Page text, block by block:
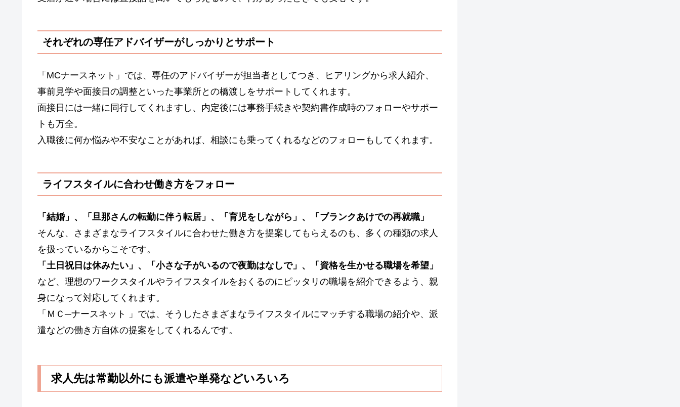
それぞれの専任アドバイザーがしっかりとサポート
「MCナースネット」では、専任のアドバイザーが担当者としてつき、ヒアリングから求人紹介、
事前見学や面接日の調整といった事業所との橋渡しをサポートしてくれます。
面接日には一緒に同行してくれますし、内定後には事務手続きや契約書作成時のフォローやサポー
トも万全。
入職後に何か悩みや不安なことがあれば、相談にも乗ってくれるなどのフォローもしてくれます。
ライフスタイルに合わせ働き方をフォロー
「結婚」、「旦那さんの転勤に伴う転居」、「育児をしながら」、「ブランクあけでの再就職」
そんな、さまざまなライフスタイルに合わせた働き方を提案してもらえるのも、多くの種類の求人
を扱っているからこそです。
「土日祝日は休みたい」、「小さな子がいるので夜勤はなしで」、「資格を生かせる職場を希望」
など、理想のワークスタイルやライフスタイルをおくるのにピッタリの職場を紹介できるよう、親
身になって対応してくれます。
「ＭＣ─ナースネット 」では、そうしたさまざまなライフスタイルにマッチする職場の紹介や、派
遣などの働き方自体の提案をしてくれるんです。
求人先は常勤以外にも派遣や単発などいろいろ